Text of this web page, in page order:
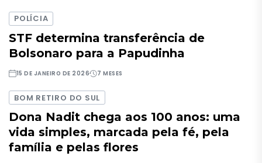
POLÍCIA
STF determina transferência de
Bolsonaro para a Papudinha
15 DE JANEIRO DE 2026 7 MESES
BOM RETIRO DO SUL
Dona Nadit chega aos 100 anos: uma
vida simples, marcada pela fé, pela
família e pelas flores